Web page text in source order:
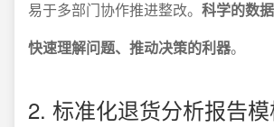
易于多部门协作推进整改。 科学的数
快速理解问题、推动决策的利器。
2. 标准化退货分析报告